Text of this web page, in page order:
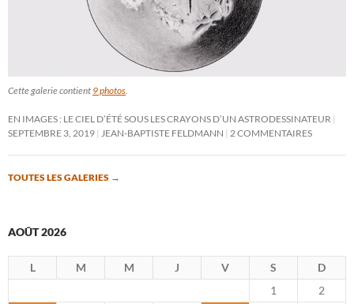
Cette galerie contient 9 photos.
EN IMAGES : LE CIEL D’ÉTÉ SOUS LES CRAYONS D’UN ASTRODESSINATEUR
SEPTEMBRE 3, 2019 JEAN-BAPTISTE FELDMANN 2 COMMENTAIRES
TOUTES LES GALERIES →
AOÛT 2026
L M M J V S
D
1
2